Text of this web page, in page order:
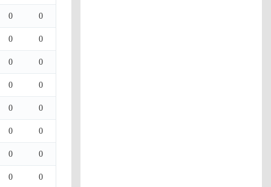
0 0
0 0
0 0
0 0
0 0
0 0
0 0
0 0